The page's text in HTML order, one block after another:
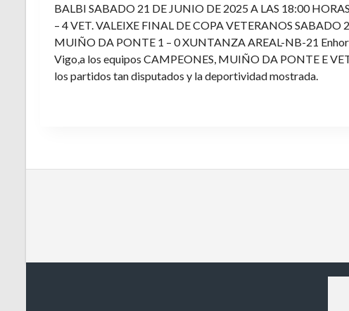
BALBI SABADO 21 DE JUNIO DE 2025 A LAS 18:00
– 4 VET. VALEIXE FINAL DE COPA VETERANOS
MUIÑO DA PONTE 1 – 0 XUNTANZA AREAL-NB-21
Vigo,a los equipos CAMPEONES, MUIÑO DA PONTE E
los partidos tan disputados y la deportividad mostrada.